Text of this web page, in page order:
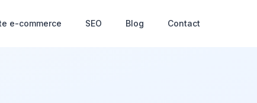
e-commerce SEO Blog Contact